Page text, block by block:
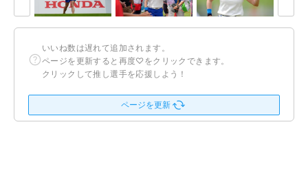
いいね数は遅れて追加されます。
ページを更新すると再度♡をクリックできます。
クリックして推し選手を応援しよう！
ページを更新